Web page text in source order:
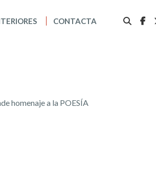
CONTACTA
homenaje a la POESÍA